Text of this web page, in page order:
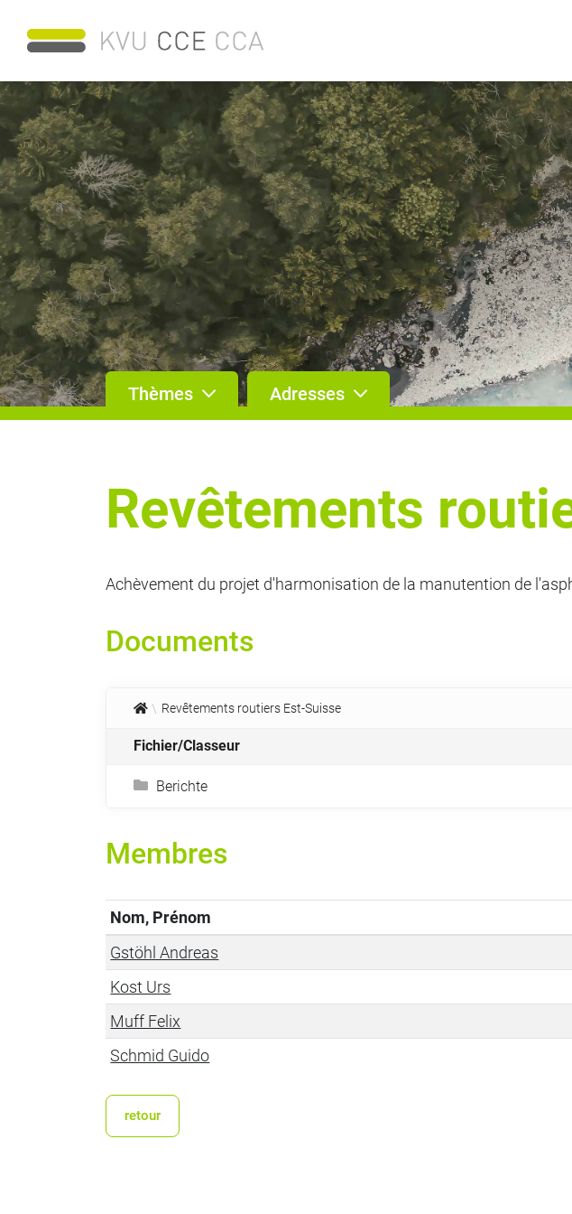
Thèmes Adresses
Revêtements
Achèvement du projet d'harmonisation de la manutention de
Documents
Revêtements routiers Est-Suisse
Fichier/Classeur
Berichte
Membres
Nom, Prénom
Gstöhl Andreas
Kost Urs
Muff Felix
Schmid Guido
retour